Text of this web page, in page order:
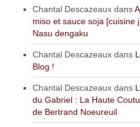
Chantal Descazeaux dans
miso et sauce soja [cuisine
Nasu dengaku
Chantal Descazeaux dans
Blog !
Chantal Descazeaux dans
du Gabriel : La Haute
de Bertrand Noeureuil